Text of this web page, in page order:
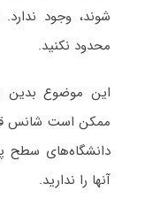
شوند، وجود ندارد.
محدود نکنید.
این موضوع بدین
ممکن است شانس
دانشگاه‌های سطح
آنها را ندارید.